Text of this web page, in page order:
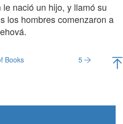
nació un hijo, y llamó su
los hombres comenzaron a
Books 5